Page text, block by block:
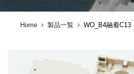
Home 製品一覧 WO_B4融着C13